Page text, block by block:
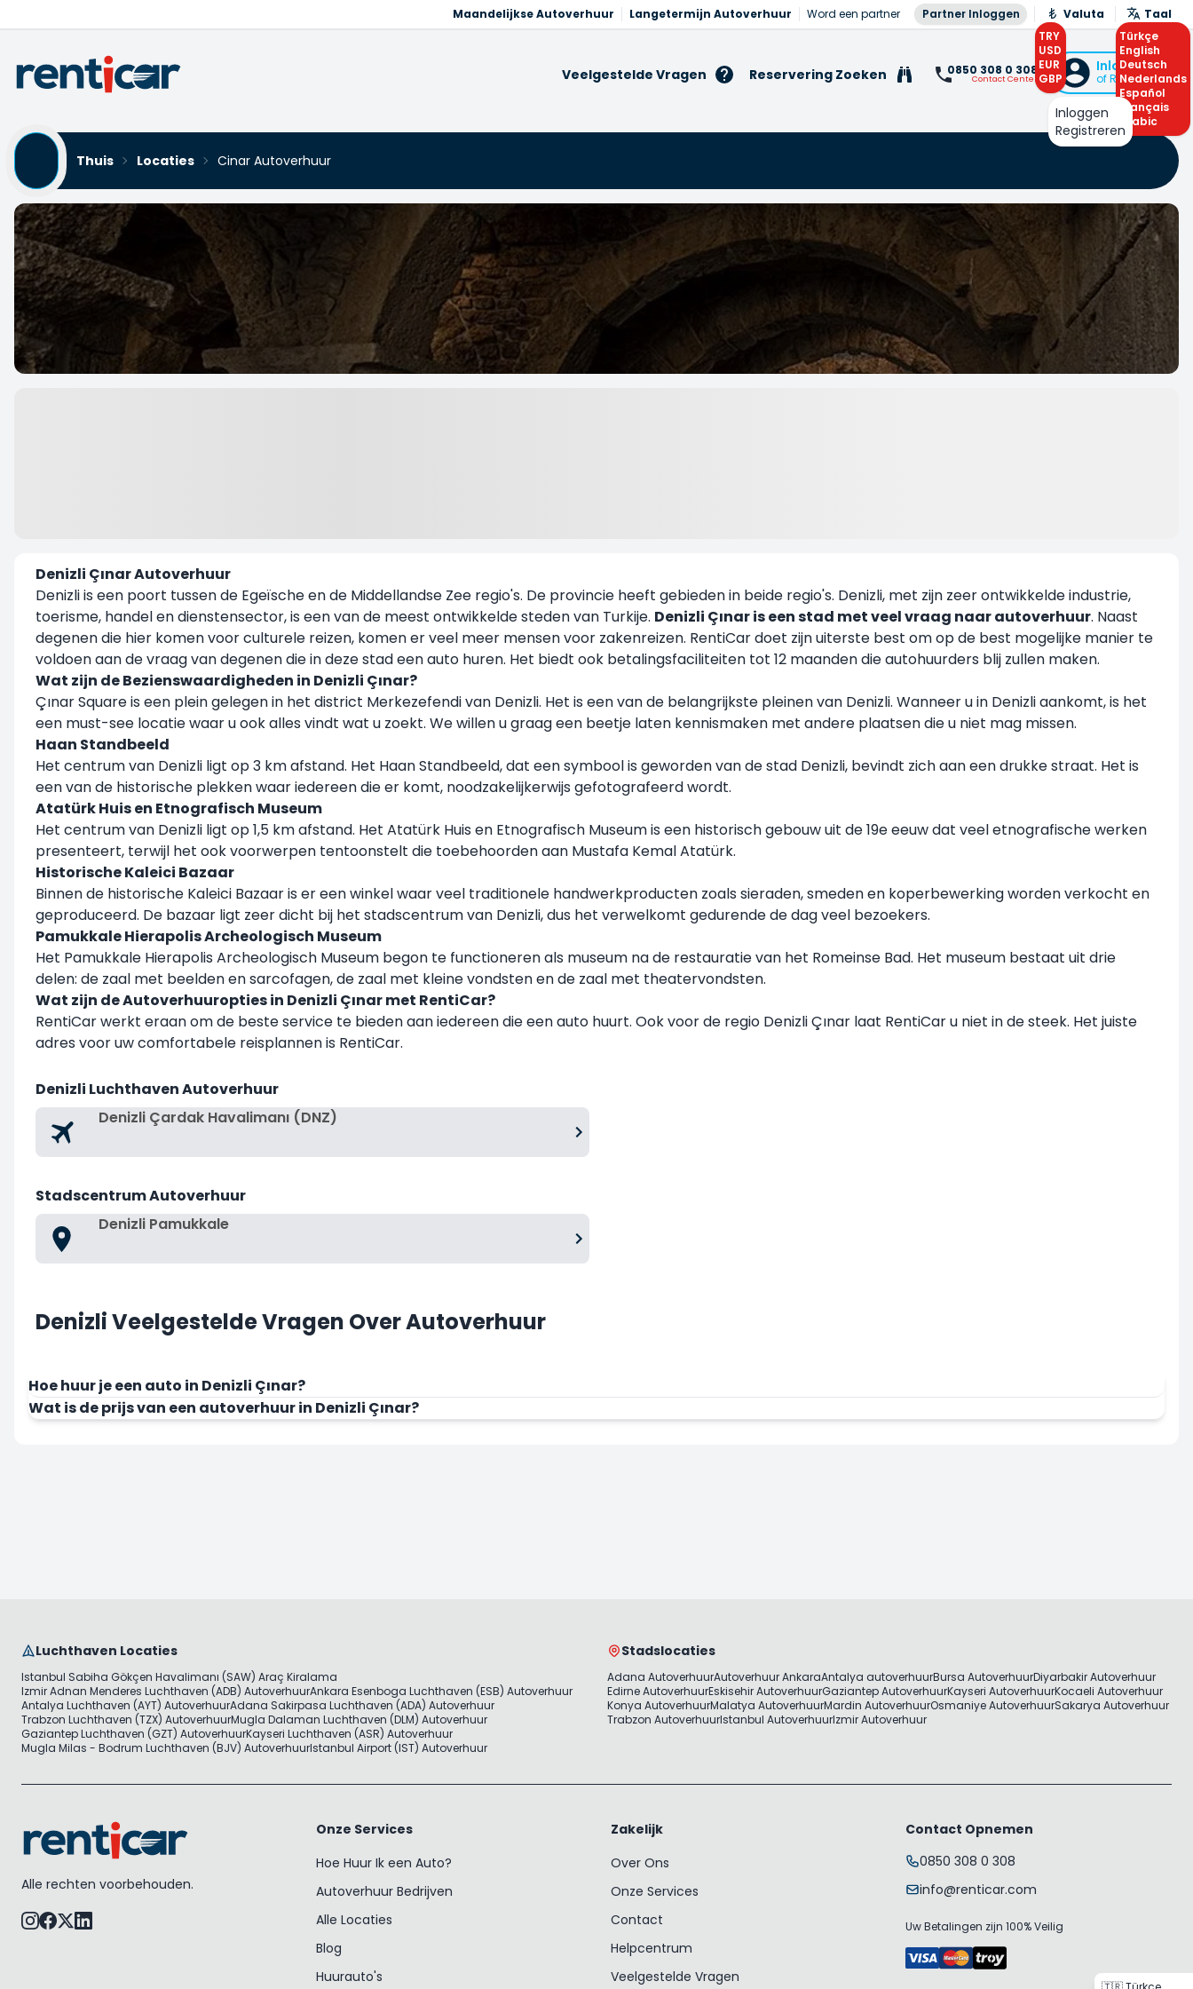
Maandelijkse Autoverhuur Langetermijn Autoverhuur Word een partner Partner Inloggen
Valuta
TRY
USD
EUR
GBP
Taal
Türkçe
English
Deutsch
Nederlands
Español
Français
Arabic
Veelgestelde Vragen Reservering Zoeken 0850 308 0 308
Contact Center
Inloggen
of Registreren
Inloggen
Registreren
Thuis
Locaties Cinar Autoverhuur
Denizli Çınar Autoverhuur
Denizli is een poort tussen de Egeïsche en de Middellandse Zee regio's. De provincie heeft gebieden in beide regio's. Denizli, met zijn zeer ontwikkelde industrie,
toerisme, handel en dienstensector, is een van de meest ontwikkelde steden van Turkije. Denizli Çınar is een stad met veel vraag naar autoverhuur. Naast
degenen die hier komen voor culturele reizen, komen er veel meer mensen voor zakenreizen. RentiCar doet zijn uiterste best om op de best mogelijke manier te
voldoen aan de vraag van degenen die in deze stad een auto huren. Het biedt ook betalingsfaciliteiten tot 12 maanden die autohuurders blij zullen maken.
Wat zijn de Bezienswaardigheden in Denizli Çınar?
Çınar Square is een plein gelegen in het district Merkezefendi van Denizli. Het is een van de belangrijkste pleinen van Denizli. Wanneer u in Denizli aankomt, is het
een must-see locatie waar u ook alles vindt wat u zoekt. We willen u graag een beetje laten kennismaken met andere plaatsen die u niet mag missen.
Haan Standbeeld
Het centrum van Denizli ligt op 3 km afstand. Het Haan Standbeeld, dat een symbool is geworden van de stad Denizli, bevindt zich aan een drukke straat. Het is
een van de historische plekken waar iedereen die er komt, noodzakelijkerwijs gefotografeerd wordt.
Atatürk Huis en Etnografisch Museum
Het centrum van Denizli ligt op 1,5 km afstand. Het Atatürk Huis en Etnografisch Museum is een historisch gebouw uit de 19e eeuw dat veel etnografische werken
presenteert, terwijl het ook voorwerpen tentoonstelt die toebehoorden aan Mustafa Kemal Atatürk.
Historische Kaleici Bazaar
Binnen de historische Kaleici Bazaar is er een winkel waar veel traditionele handwerkproducten zoals sieraden, smeden en koperbewerking worden verkocht en
geproduceerd. De bazaar ligt zeer dicht bij het stadscentrum van Denizli, dus het verwelkomt gedurende de dag veel bezoekers.
Pamukkale Hierapolis Archeologisch Museum
Het Pamukkale Hierapolis Archeologisch Museum begon te functioneren als museum na de restauratie van het Romeinse Bad. Het museum bestaat uit drie
delen: de zaal met beelden en sarcofagen, de zaal met kleine vondsten en de zaal met theatervondsten.
Wat zijn de Autoverhuuropties in Denizli Çınar met RentiCar?
RentiCar werkt eraan om de beste service te bieden aan iedereen die een auto huurt. Ook voor de regio Denizli Çınar laat RentiCar u niet in de steek. Het juiste
adres voor uw comfortabele reisplannen is RentiCar.
Denizli Luchthaven Autoverhuur
Denizli Çardak Havalimanı (DNZ)
Stadscentrum Autoverhuur
Denizli Pamukkale
Denizli Veelgestelde Vragen Over Autoverhuur
Hoe huur je een auto in Denizli Çınar?
Wat is de prijs van een autoverhuur in Denizli Çınar?
Luchthaven Locaties
Istanbul Sabiha Gökçen Havalimanı (SAW) Araç Kiralama
Izmir Adnan Menderes Luchthaven (ADB) AutoverhuurAnkara Esenboga Luchthaven (ESB) Autoverhuur
Antalya Luchthaven (AYT) AutoverhuurAdana Sakirpasa Luchthaven (ADA) Autoverhuur
Trabzon Luchthaven (TZX) AutoverhuurMugla Dalaman Luchthaven (DLM) Autoverhuur
Gaziantep Luchthaven (GZT) AutoverhuurKayseri Luchthaven (ASR) Autoverhuur
Mugla Milas - Bodrum Luchthaven (BJV) AutoverhuurIstanbul Airport (IST) Autoverhuur
Stadslocaties
Adana AutoverhuurAutoverhuur AnkaraAntalya autoverhuurBursa AutoverhuurDiyarbakir Autoverhuur
Edirne AutoverhuurEskisehir AutoverhuurGaziantep AutoverhuurKayseri AutoverhuurKocaeli Autoverhuur
Konya AutoverhuurMalatya AutoverhuurMardin AutoverhuurOsmaniye AutoverhuurSakarya Autoverhuur
Trabzon AutoverhuurIstanbul AutoverhuurIzmir Autoverhuur
Alle rechten voorbehouden.
Onze Services
Hoe Huur Ik een Auto?
Autoverhuur Bedrijven
Alle Locaties
Blog
Huurauto's
Zakelijk
Over Ons
Onze Services
Contact
Helpcentrum
Veelgestelde Vragen
Contact Opnemen
0850 308 0 308
info@renticar.com
Uw Betalingen zijn 100% Veilig